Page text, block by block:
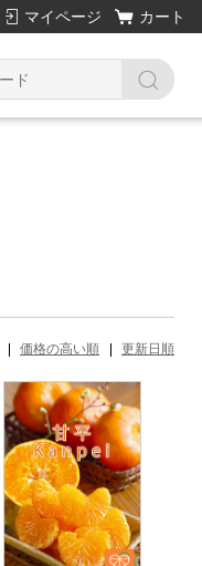
マイページ カート
価格の高い順 更新日順